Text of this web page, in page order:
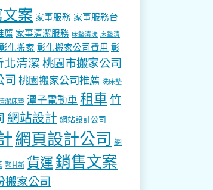
案 家事服務 家事服務台
薦 家事清潔服務 床墊清洗 床墊清
化搬家 彰化搬家公司費用 彰
北清潔 桃園市搬家公司
司 桃園搬家公司推薦 洗床墊
潔床墊 潭子電動車 租車竹
網站設計 網站設計公司
網頁設計公司 網
聚甘新 貨運銷售文案
搬家公司